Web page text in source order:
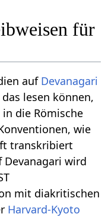
für
auf Devanagari
lesen können,
die Römische
wie
transkribiert
Devanagari wird
mit diakritischen
Harvard-Kyoto